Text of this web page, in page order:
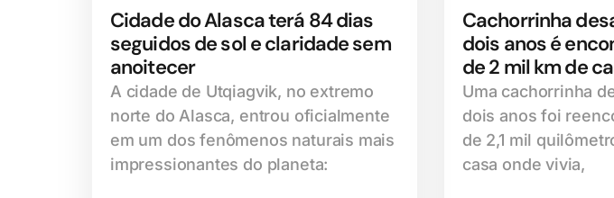
Cidade do Alasca terá 84 dias
seguidos de sol e claridade sem
anoitecer
A cidade de Utqiagvik, no extremo
norte do Alasca, entrou oficialmente
em um dos fenômenos naturais mais
impressionantes do planeta:
Cachorrinha
dois anos é
de 2 mil km de
Uma cachorrinha
dois anos foi
de 2,1 mil
casa onde vivia,